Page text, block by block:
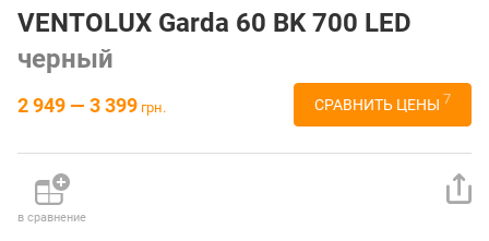
раньше
VENTOLUX Garda 60 BK 700 LED
черный
2 949 — 3 399 грн. СРАВНИТЬ ЦЕНЫ 7
в сравнение